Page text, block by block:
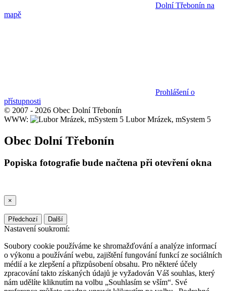
Dolní Třebonín na
mapě
Prohlášení o
přístupnosti
© 2007 - 2026 Obec Dolní Třebonín
WWW:
Lubor Mrázek, mSystem 5
Obec Dolní Třebonín
Popiska fotografie bude načtena při otevření okna
×
Předchozí Další
Nastavení soukromí:
Soubory cookie používáme ke shromažďování a analýze informací
o výkonu a používání webu, zajištění fungování funkcí ze sociálních
médií a ke zlepšení a přizpůsobení obsahu. Pro některé účely
zpracování takto získaných údajů je vyžadován Váš souhlas, který
nám udělíte kliknutím na volbu „Souhlasím se vším“. Své